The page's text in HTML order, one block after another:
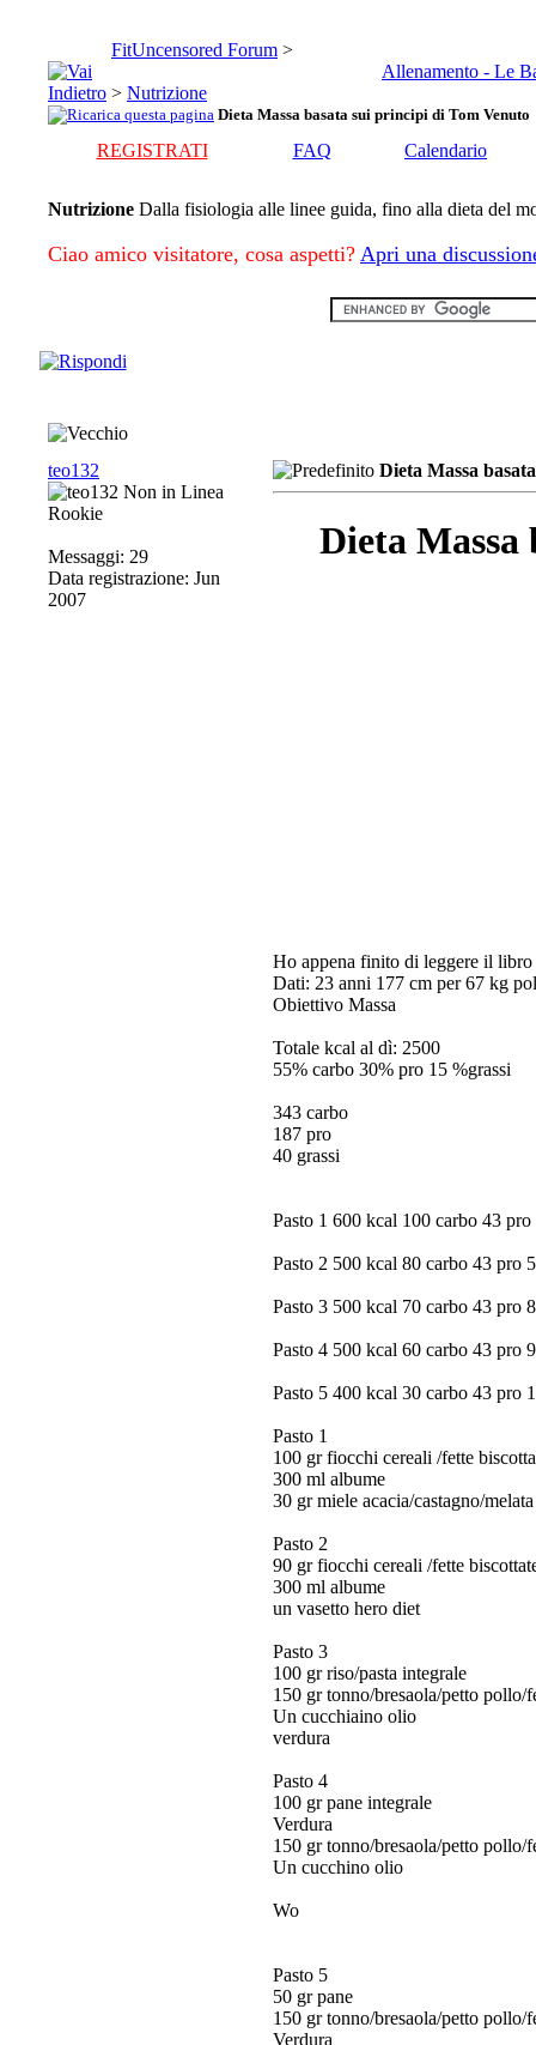
FitUncensored Forum >
Allenamento - Le
> Nutrizione
Dieta Massa basata sui principi di Tom Venuto
REGISTRATI FAQ Calendario
Nutrizione Dalla fisiologia alle linee guida, fino alla dieta del
Ciao amico visitatore, cosa aspetti? Apri una
teo132
Rookie
Messaggi: 29
Data registrazione: Jun
2007
Dieta Massa
Dieta
Ho appena finito di leggere il
Dati: 23 anni 177 cm per 67 kg
Obiettivo Massa
Totale kcal al dì: 2500
55% carbo 30% pro 15 %grassi
343 carbo
187 pro
40 grassi
Pasto 1 600 kcal 100 carbo 43 pro
Pasto 2 500 kcal 80 carbo 43 pro
Pasto 3 500 kcal 70 carbo 43 pro
Pasto 4 500 kcal 60 carbo 43 pro
Pasto 5 400 kcal 30 carbo 43 pro
Pasto 1
100 gr fiocchi cereali /fette
300 ml albume
30 gr miele acacia/castagno/melata
Pasto 2
90 gr fiocchi cereali /fette
300 ml albume
un vasetto hero diet
Pasto 3
100 gr riso/pasta integrale
150 gr tonno/bresaola/petto pollo/
Un cucchiaino olio
verdura
Pasto 4
100 gr pane integrale
Verdura
150 gr tonno/bresaola/petto pollo/
Un cucchino olio
Wo
Pasto 5
50 gr pane
150 gr tonno/bresaola/petto pollo/
Verdura